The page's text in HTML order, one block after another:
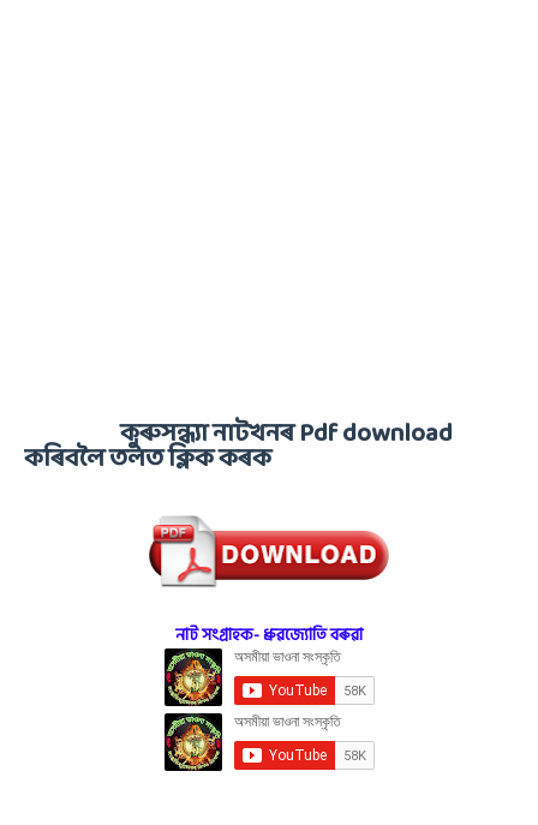
কুৰুসন্ধ্যা নাটখনৰ Pdf download
কৰিবলৈ তলত ক্লিক কৰক
নাট সংগ্ৰাহক- ধ্ৰুৱজ্যোতি বৰুৱা